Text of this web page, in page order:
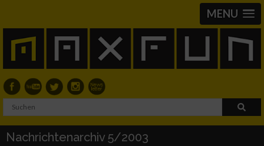
MENU
Nachrichtenarchiv 5/2003